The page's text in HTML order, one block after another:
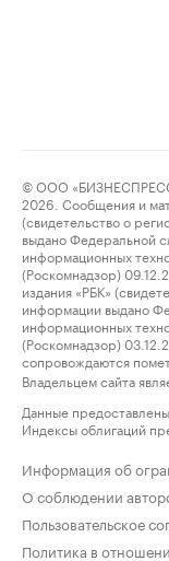
© ООО
2026. Сообщения и
(свидетельство о
выдано Федеральной
информационных
(Роскомнадзор)
издания «РБК»
информации выдано
информационных
(Роскомнадзор)
сопровождаются
Владельцем сайта
Данные
Индексы облигаций
Информация об
О соблюдении
Пользовательское
Политика в